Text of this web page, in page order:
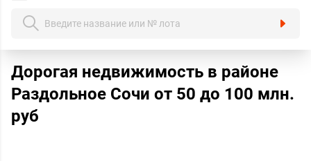
Дорогая недвижимость в районе
Раздольное Сочи oт 50 до 100 млн.
руб